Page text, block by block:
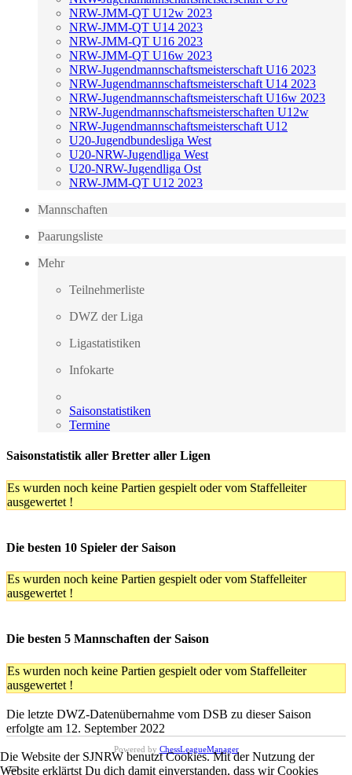
NRW-JMM-QT U12w 2023
NRW-JMM-QT U14 2023
NRW-JMM-QT U16 2023
NRW-JMM-QT U16w 2023
NRW-Jugendmannschaftsmeisterschaft U16 2023
NRW-Jugendmannschaftsmeisterschaft U14 2023
NRW-Jugendmannschaftsmeisterschaft U16w 2023
NRW-Jugendmannschaftsmeisterschaften U12w
NRW-Jugendmannschaftsmeisterschaft U12
U20-Jugendbundesliga West
U20-NRW-Jugendliga West
U20-NRW-Jugendliga Ost
NRW-JMM-QT U12 2023
Mannschaften
Paarungsliste
Mehr
Teilnehmerliste
DWZ der Liga
Ligastatistiken
Infokarte
Saisonstatistiken
Termine
Saisonstatistik aller Bretter aller Ligen
Es wurden noch keine Partien gespielt oder vom Staffelleiter
ausgewertet !
Die besten 10 Spieler der Saison
Es wurden noch keine Partien gespielt oder vom Staffelleiter
ausgewertet !
Die besten 5 Mannschaften der Saison
Es wurden noch keine Partien gespielt oder vom Staffelleiter
ausgewertet !
Die letzte DWZ-Datenübernahme vom DSB zu dieser Saison
erfolgte am 12. September 2022
Powered by ChessLeagueManager
Die Website der SJNRW benutzt Cookies. Mit der Nutzung der
Website erklärtst Du dich damit einverstanden, dass wir Cookies